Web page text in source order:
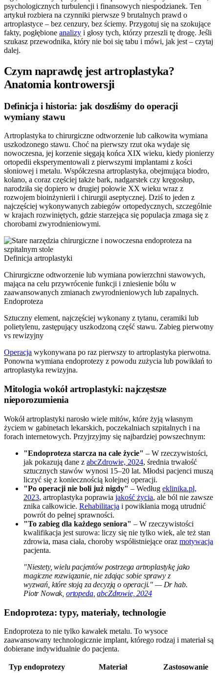
psychologicznych turbulencji i finansowych niespodzianek. Ten
artykuł rozbiera na czynniki pierwsze 9 brutalnych prawd o
artroplastyce – bez cenzury, bez ściemy. Przygotuj się na szokujące
fakty, pogłębione analizy i głosy tych, którzy przeszli tę drogę. Jeśli
szukasz przewodnika, który nie boi się tabu i mówi, jak jest – czytaj
dalej.
Czym naprawdę jest artroplastyka?
Anatomia kontrowersji
Definicja i historia: jak doszliśmy do operacji
wymiany stawu
Artroplastyka to chirurgiczne odtworzenie lub całkowita wymiana
uszkodzonego stawu. Choć na pierwszy rzut oka wydaje się
nowoczesna, jej korzenie sięgają końca XIX wieku, kiedy pionierzy
ortopedii eksperymentowali z pierwszymi implantami z kości
słoniowej i metalu. Współczesna artroplastyka, obejmująca biodro,
kolano, a coraz częściej także bark, nadgarstek czy kręgosłup,
narodziła się dopiero w drugiej połowie XX wieku wraz z
rozwojem bioinżynierii i chirurgii aseptycznej. Dziś to jeden z
najczęściej wykonywanych zabiegów ortopedycznych, szczególnie
w krajach rozwiniętych, gdzie starzejąca się populacja zmaga się z
chorobami zwyrodnieniowymi.
Definicja artroplastyki
Chirurgiczne odtworzenie lub wymiana powierzchni stawowych,
mająca na celu przywrócenie funkcji i zniesienie bólu w
zaawansowanych zmianach zwyrodnieniowych lub zapalnych.
Endoproteza
Sztuczny element, najczęściej wykonany z tytanu, ceramiki lub
polietylenu, zastępujący uszkodzoną część stawu. Zabieg pierwotny
vs rewizyjny
Operacja wykonywana po raz pierwszy to artroplastyka pierwotna.
Ponowna wymiana endoprotezy z powodu zużycia lub powikłań to
artroplastyka rewizyjna.
Mitologia wokół artroplastyki: najczęstsze
nieporozumienia
Wokół artroplastyki narosło wiele mitów, które żyją własnym
życiem w gabinetach lekarskich, poczekalniach szpitalnych i na
forach internetowych. Przyjrzyjmy się najbardziej powszechnym:
"Endoproteza starcza na całe życie" – W rzeczywistości,
jak pokazują dane z abcZdrowie, 2024, średnia trwałość
sztucznych stawów wynosi 15–20 lat. Młodsi pacjenci muszą
liczyć się z koniecznością kolejnej operacji.
"Po operacji nie boli już nigdy" – Według eklinika.pl,
2023, artroplastyka poprawia jakość życia, ale ból nie zawsze
znika całkowicie. Rehabilitacja i powikłania mogą utrudnić
powrót do pełnej sprawności.
"To zabieg dla każdego seniora" – W rzeczywistości
kwalifikacja jest surowa: liczy się nie tylko wiek, ale też stan
zdrowia, masa ciała, choroby współistniejące oraz motywacja
pacjenta.
"Niestety, wielu pacjentów postrzega artroplastykę jako
magiczne rozwiązanie, nie zdając sobie sprawy z
wyzwań, które stoją za decyzją o operacji." — Dr hab.
Piotr Nowak, ortopeda,abcZdrowie, 2024
Endoproteza: typy, materiały, technologie
Endoproteza to nie tylko kawałek metalu. To wysoce
zaawansowany technologicznie implant, którego rodzaj i materiał są
dobierane indywidualnie do pacjenta.
Typ endoprotezy Materiał
Zastosowanie